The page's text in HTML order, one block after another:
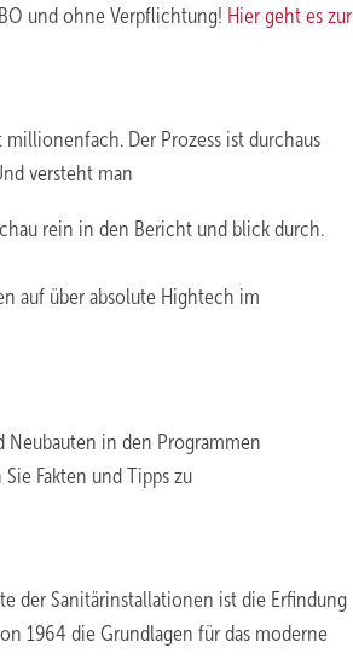
und ohne Verpflichtung! Hier geht es zur
Der Prozess ist durchaus
versteht man
rein in den Bericht und blick durch.
auf über absolute Hightech im
Neubauten in den Programmen
Fakten und Tipps zu
der Sanitärinstallationen ist die Erfindung
1964 die Grundlagen für das moderne